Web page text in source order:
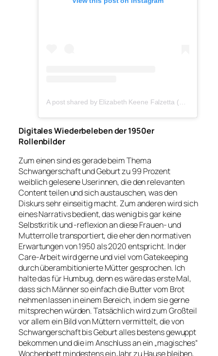
A post shared by Elizabeth Keene Falzetta (@elizabethkeene)
Digitales Wiederbeleben der 1950er
Rollenbilder
Zum einen sind es gerade beim Thema
Schwangerschaft und Geburt zu 99 Prozent
weiblich gelesene Userinnen, die den relevanten
Content teilen und sich austauschen, was den
Diskurs sehr einseitig macht. Zum anderen wird sich
eines Narrativs bedient, das wenig bis gar keine
Selbstkritik und -reflexion an diese Frauen- und
Mutterrolle transportiert, die eher den normativen
Erwartungen von 1950 als 2020 entspricht. In der
Care-Arbeit wird gerne und viel vom Gatekeeping
durch überambitionierte Mütter gesprochen. Ich
halte das für Humbug, denn es wäre das erste Mal,
dass sich Männer so einfach die Butter vom Brot
nehmen lassen in einem Bereich, in dem sie gerne
mitsprechen würden. Tatsächlich wird zum Großteil
vor allem ein Bild von Müttern vermittelt, die von
Schwangerschaft bis Geburt alles bestens gewuppt
bekommen und die im Anschluss an ein „magisches“
Wochenbett mindestens ein Jahr zu Hause bleiben,